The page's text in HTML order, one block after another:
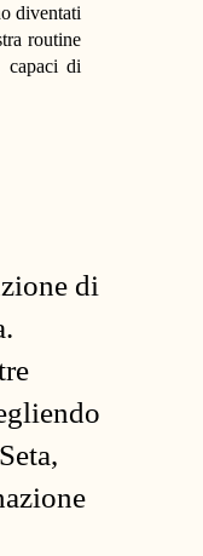
diventati
routine
capaci di
di